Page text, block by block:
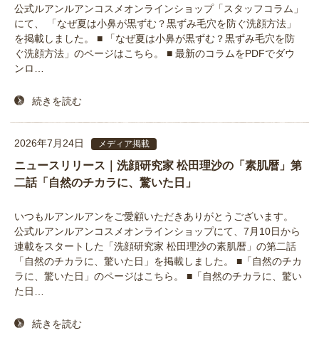
公式ルアンルアンコスメオンラインショップ「スタッフコラム」
にて、 「なぜ夏は小鼻が黒ずむ？黒ずみ毛穴を防ぐ洗顔方法」
を掲載しました。 ■ 「なぜ夏は小鼻が黒ずむ？黒ずみ毛穴を防
ぐ洗顔方法」のページはこちら。 ■ 最新のコラムをPDFでダウ
ンロ…
続きを読む
2026年7月24日 メディア掲載
ニュースリリース｜洗顔研究家 松田理沙の「素肌暦」第
二話「自然のチカラに、驚いた日」
いつもルアンルアンをご愛顧いただきありがとうございます。
公式ルアンルアンコスメオンラインショップにて、7月10日から
連載をスタートした「洗顔研究家 松田理沙の素肌暦」の第二話
「自然のチカラに、驚いた日」を掲載しました。 ■「自然のチカ
ラに、驚いた日」のページはこちら。 ■「自然のチカラに、驚い
た日…
続きを読む